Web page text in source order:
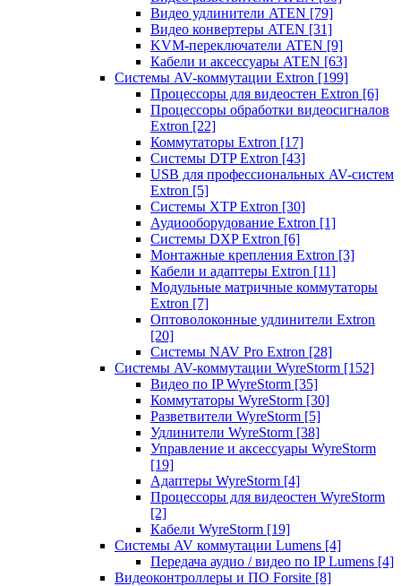
Видео удлинители ATEN [79]
Видео конвертеры ATEN [31]
KVM-переключатели ATEN [9]
Кабели и аксессуары ATEN [63]
Системы AV-коммутации Extron [199]
Процессоры для видеостен Extron [6]
Процессоры обработки видеосигналов
Extron [22]
Коммутаторы Extron [17]
Системы DTP Extron [43]
USB для профессиональных AV-систем
Extron [5]
Системы XTP Extron [30]
Аудиооборудование Extron [1]
Системы DXP Extron [6]
Монтажные крепления Extron [3]
Кабели и адаптеры Extron [11]
Модульные матричные коммутаторы
Extron [7]
Оптоволоконные удлинители Extron
[20]
Системы NAV Pro Extron [28]
Системы AV-коммутации WyreStorm [152]
Видео по IP WyreStorm [35]
Коммутаторы WyreStorm [30]
Разветвители WyreStorm [5]
Удлинители WyreStorm [38]
Управление и аксессуары WyreStorm
[19]
Адаптеры WyreStorm [4]
Процессоры для видеостен WyreStorm
[2]
Кабели WyreStorm [19]
Системы AV коммутации Lumens [4]
Передача аудио / видео по IP Lumens [4]
Видеоконтроллеры и ПО Forsite [8]